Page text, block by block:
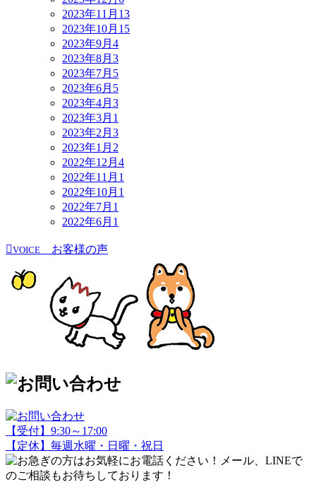
2023年11月 13
2023年10月 15
2023年9月 4
2023年8月 3
2023年7月 5
2023年6月 5
2023年4月 3
2023年3月 1
2023年2月 3
2023年1月 2
2022年12月 4
2022年11月 1
2022年10月 1
2022年7月 1
2022年6月 1
VOICE お客様の声
【受付】9:30～17:00
【定休】毎週水曜・日曜・祝日